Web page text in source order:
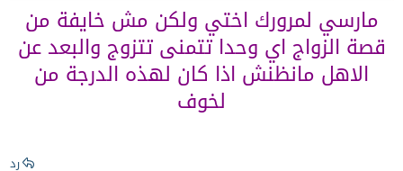
هدا واش نقلك​
مارسي لمرورك اختي ولكن مش خايفة من
قصة الزواج اي وحدا تتمنى تتزوج والبعد عن
الاهل مانظنش اذا كان لهذه الدرجة من
لخوف
رد